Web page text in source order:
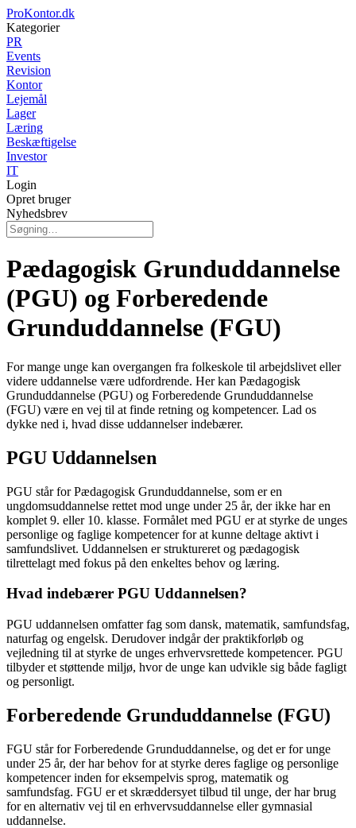
ProKontor.dk
Kategorier
PR
Events
Revision
Kontor
Lejemål
Lager
Læring
Beskæftigelse
Investor
IT
Login
Opret bruger
Nyhedsbrev
Pædagogisk Grunduddannelse
(PGU) og Forberedende
Grunduddannelse (FGU)
For mange unge kan overgangen fra folkeskole til arbejdslivet eller
videre uddannelse være udfordrende. Her kan Pædagogisk
Grunduddannelse (PGU) og Forberedende Grunduddannelse
(FGU) være en vej til at finde retning og kompetencer. Lad os
dykke ned i, hvad disse uddannelser indebærer.
PGU Uddannelsen
PGU står for Pædagogisk Grunduddannelse, som er en
ungdomsuddannelse rettet mod unge under 25 år, der ikke har en
komplet 9. eller 10. klasse. Formålet med PGU er at styrke de unges
personlige og faglige kompetencer for at kunne deltage aktivt i
samfundslivet. Uddannelsen er struktureret og pædagogisk
tilrettelagt med fokus på den enkeltes behov og læring.
Hvad indebærer PGU Uddannelsen?
PGU uddannelsen omfatter fag som dansk, matematik, samfundsfag,
naturfag og engelsk. Derudover indgår der praktikforløb og
vejledning til at styrke de unges erhvervsrettede kompetencer. PGU
tilbyder et støttende miljø, hvor de unge kan udvikle sig både fagligt
og personligt.
Forberedende Grunduddannelse (FGU)
FGU står for Forberedende Grunduddannelse, og det er for unge
under 25 år, der har behov for at styrke deres faglige og personlige
kompetencer inden for eksempelvis sprog, matematik og
samfundsfag. FGU er et skræddersyet tilbud til unge, der har brug
for en alternativ vej til en erhvervsuddannelse eller gymnasial
uddannelse.